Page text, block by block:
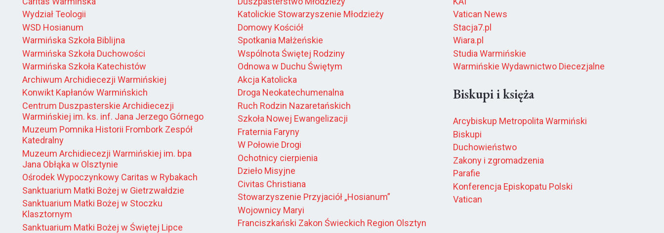
Wydział Teologii
WSD Hosianum
Warmińska Szkoła Biblijna
Warmińska Szkoła Duchowości
Warmińska Szkoła Katechistów
Archiwum Archidiecezji Warmińskiej
Konwikt Kapłanów Warmińskich
Centrum Duszpasterskie Archidiecezji
Warmińskiej im. ks. inf. Jana Jerzego Górnego
Muzeum Pomnika Historii Frombork Zespół
Katedralny
Muzeum Archidiecezji Warmińskiej im. bpa
Jana Obłąka w Olsztynie
Ośrodek Wypoczynkowy Caritas w Rybakach
Sanktuarium Matki Bożej w Gietrzwałdzie
Sanktuarium Matki Bożej w Stoczku
Klasztornym
Sanktuarium Matki Bożej w Świętej Lipce
Katolickie Stowarzyszenie Młodzieży
Domowy Kościół
Spotkania Małżeńskie
Wspólnota Świętej Rodziny
Odnowa w Duchu Świętym
Akcja Katolicka
Droga Neokatechumenalna
Ruch Rodzin Nazaretańskich
Szkoła Nowej Ewangelizacji
Fraternia Faryny
W Połowie Drogi
Ochotnicy cierpienia
Dzieło Misyjne
Civitas Christiana
Stowarzyszenie Przyjaciół „Hosianum”
Wojownicy Maryi
Franciszkański Zakon Świeckich Region Olsztyn
Vatican News
Stacja7.pl
Wiara.pl
Studia Warmińskie
Warmińskie Wydawnictwo Diecezjalne
Biskupi i księża
Arcybiskup Metropolita Warmiński
Biskupi
Duchowieństwo
Zakony i zgromadzenia
Parafie
Konferencja Episkopatu Polski
Vatican